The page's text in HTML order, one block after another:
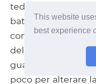
This website
best experience
tedeschi subirono
battaglia di Arras
considerata una
della cattura di
guadagni
poco per alterare